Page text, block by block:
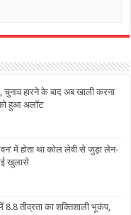
चुनाव हारने के बाद अब खाली करना
को हुआ अलॉट
में होता था कोल लेवी से जुड़ा लेन-
खुलासे
तीव्रता का शक्तिशाली भूकंप,